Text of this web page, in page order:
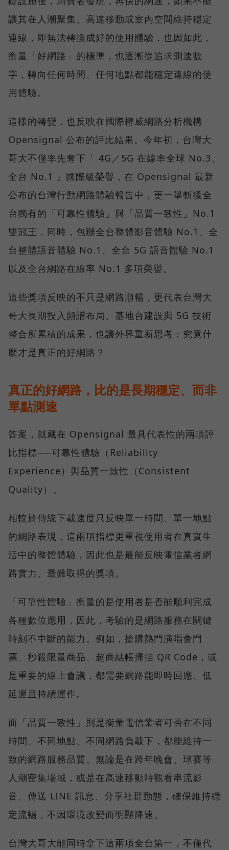
讓其在人潮聚集、高速移動或室內空間維持穩定
連線，即無法轉換成好的使用體驗，也因如此，
衡量「好網路」的標準，也逐漸從追求測速數
字，轉向任何時間、任何地點都能穩定連線的使
用體驗。
這樣的轉變，也反映在國際權威網路分析機構
Opensignal 公布的評比結果。今年初，台灣大
哥大不僅率先奪下「 4G／5G 在線率全球 No.3、
全台 No.1 」國際級榮譽，在 Opensignal 最新
公布的台灣行動網路體驗報告中，更一舉斬獲全
台獨有的「可靠性體驗」與「品質一致性」No.1
雙冠王，同時，包辦全台整體影音體驗 No.1、全
台整體語音體驗 No.1、全台 5G 語音體驗 No.1
以及全台網路在線率 No.1 多項榮譽。
這些獎項反映的不只是網路順暢，更代表台灣大
哥大長期投入頻譜布局、基地台建設與 5G 技術
整合所累積的成果，也讓外界重新思考：究竟什
麼才是真正的好網路？
真正的好網路，比的是長期穩定、而非
單點測速
答案，就藏在 Opensignal 最具代表性的兩項評
比指標──可靠性體驗（Reliability
Experience）與品質一致性（Consistent
Quality）。
相較於傳統下載速度只反映單一時間、單一地點
的網路表現，這兩項指標更重視使用者在真實生
活中的整體體驗，因此也是最能反映電信業者網
路實力、最難取得的獎項。
「可靠性體驗」衡量的是使用者是否能順利完成
各種數位應用，因此，考驗的是網路服務在關鍵
時刻不中斷的能力。例如，搶購熱門演唱會門
票、秒殺限量商品、超商結帳掃描 QR Code，或
是重要的線上會議，都需要網路能即時回應、低
延遲且持續運作。
而「品質一致性」則是衡量電信業者可否在不同
時間、不同地點、不同網路負載下，都能維持一
致的網路服務品質。無論是在跨年晚會、球賽等
人潮密集場域，或是在高速移動時觀看串流影
音、傳送 LINE 訊息、分享社群動態，確保維持穩
定流暢，不因環境改變而明顯降速。
台灣大哥大能同時拿下這兩項全台第一，不僅代